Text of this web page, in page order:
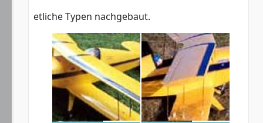
etliche Typen nachgebaut.